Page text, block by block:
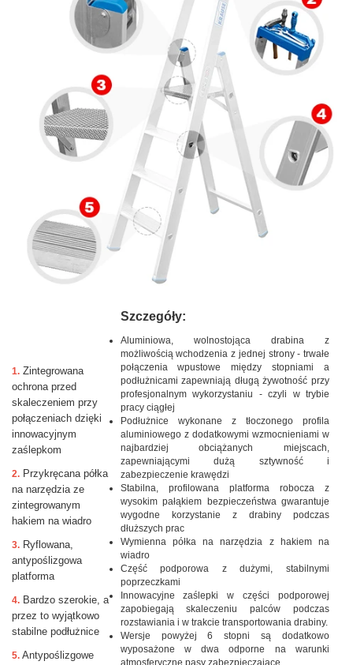
1. Zintegrowana
ochrona przed
skaleczeniem przy
połączeniach dzięki
innowacyjnym
zaślepkom
2. Przykręcana półka
na narzędzia ze
zintegrowanym
hakiem na wiadro
3. Ryflowana,
antypoślizgowa
platforma
4. Bardzo szerokie, a
przez to wyjątkowo
stabilne podłużnice
5. Antypoślizgowe
Szczegóły:
Aluminiowa, wolnostojąca drabina z
możliwością wchodzenia z jednej strony - trwałe
połączenia wpustowe między stopniami a
podłużnicami zapewniają długą żywotność przy
profesjonalnym wykorzystaniu - czyli w trybie
pracy ciągłej
Podłużnice wykonane z tłoczonego profila
aluminiowego z dodatkowymi wzmocnieniami w
najbardziej obciążanych miejscach,
zapewniającymi dużą sztywność i
zabezpieczenie krawędzi
Stabilna, profilowana platforma robocza z
wysokim pałąkiem bezpieczeństwa gwarantuje
wygodne korzystanie z drabiny podczas
dłuższych prac
Wymienna półka na narzędzia z hakiem na
wiadro
Część podporowa z dużymi, stabilnymi
poprzeczkami
Innowacyjne zaślepki w części podporowej
zapobiegają skaleczeniu palców podczas
rozstawiania i w trakcie transportowania drabiny.
Wersje powyżej 6 stopni są dodatkowo
wyposażone w dwa odporne na warunki